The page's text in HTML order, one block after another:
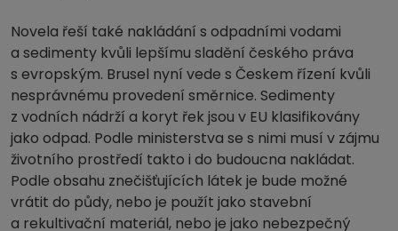
Novela řeší také nakládání s odpadními vodami
a sedimenty kvůli lepšímu sladění českého práva
s evropským. Brusel nyní vede s Českem řízení kvůli
nesprávnému provedení směrnice. Sedimenty
z vodních nádrží a koryt řek jsou v EU klasifikovány
jako odpad. Podle ministerstva se s nimi musí v zájmu
životního prostředí takto i do budoucna nakládat.
Podle obsahu znečišťujících látek je bude možné
vrátit do půdy, nebo je použít jako stavební
a rekultivační materiál, nebo je jako nebezpečný